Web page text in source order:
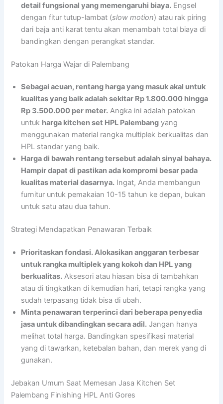
detail fungsional yang memengaruhi biaya. Engsel
dengan fitur tutup-lambat (slow motion) atau rak piring
dari baja anti karat tentu akan menambah total biaya di
bandingkan dengan perangkat standar.
Patokan Harga Wajar di Palembang
Sebagai acuan, rentang harga yang masuk akal untuk
kualitas yang baik adalah sekitar Rp 1.800.000 hingga
Rp 3.500.000 per meter. Angka ini adalah patokan
untuk harga kitchen set HPL Palembang yang
menggunakan material rangka multiplek berkualitas dan
HPL standar yang baik.
Harga di bawah rentang tersebut adalah sinyal bahaya.
Hampir dapat di pastikan ada kompromi besar pada
kualitas material dasarnya. Ingat, Anda membangun
furnitur untuk pemakaian 10-15 tahun ke depan, bukan
untuk satu atau dua tahun.
Strategi Mendapatkan Penawaran Terbaik
Prioritaskan fondasi. Alokasikan anggaran terbesar
untuk rangka multiplek yang kokoh dan HPL yang
berkualitas. Aksesori atau hiasan bisa di tambahkan
atau di tingkatkan di kemudian hari, tetapi rangka yang
sudah terpasang tidak bisa di ubah.
Minta penawaran terperinci dari beberapa penyedia
jasa untuk dibandingkan secara adil. Jangan hanya
melihat total harga. Bandingkan spesifikasi material
yang di tawarkan, ketebalan bahan, dan merek yang di
gunakan.
Jebakan Umum Saat Memesan Jasa Kitchen Set
Palembang Finishing HPL Anti Gores